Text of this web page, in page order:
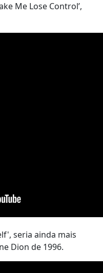
Me Lose Control’,
seria ainda mais
Dion de 1996.